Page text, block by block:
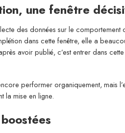
une fenêtre
des données sur le comportement
dans cette fenêtre, elle a
avoir publié, c’est entrer dans
performer organiquement, mais
la mise en ligne.